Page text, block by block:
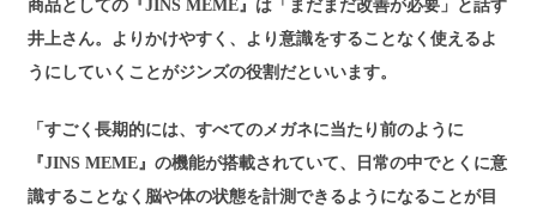
商品としての『JINS MEME』は「まだまだ改善が必要」と話す
井上さん。よりかけやすく、より意識をすることなく使えるよ
うにしていくことがジンズの役割だといいます。
「すごく長期的には、すべてのメガネに当たり前のように
『JINS MEME』の機能が搭載されていて、日常の中でとくに意
識することなく脳や体の状態を計測できるようになることが目